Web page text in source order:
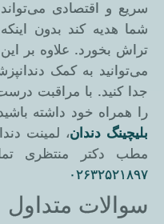
سریع و اقتصادی
شما هدیه کند بدون
تراش بخورد. علاوه بر
می‌توانید به کمک
جدا کنید. با مراقبت
را همراه خود داشته
بلیچینگ دندان، لمینت
مطب دکتر منتظری
۰۲۶۳۲۵۲۱۸۹۷
سوالات متداول